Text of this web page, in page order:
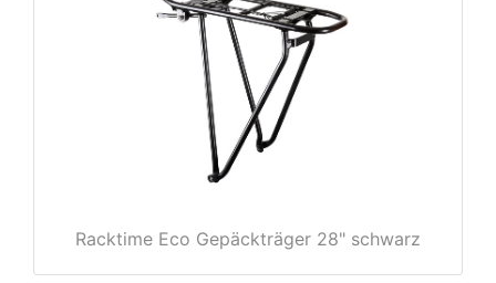
Racktime Eco Gepäckträger 28" schwarz